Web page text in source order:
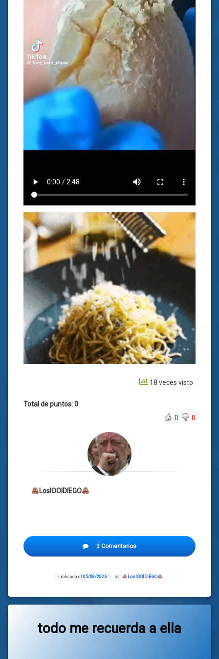
18 veces visto
Total de puntos: 0
0
0
LosIOOIDIEGO
3 Comentarios
Publicada el05/08/2026
Actualizado
por LosIOOIDIEGO
todo me recuerda a ella